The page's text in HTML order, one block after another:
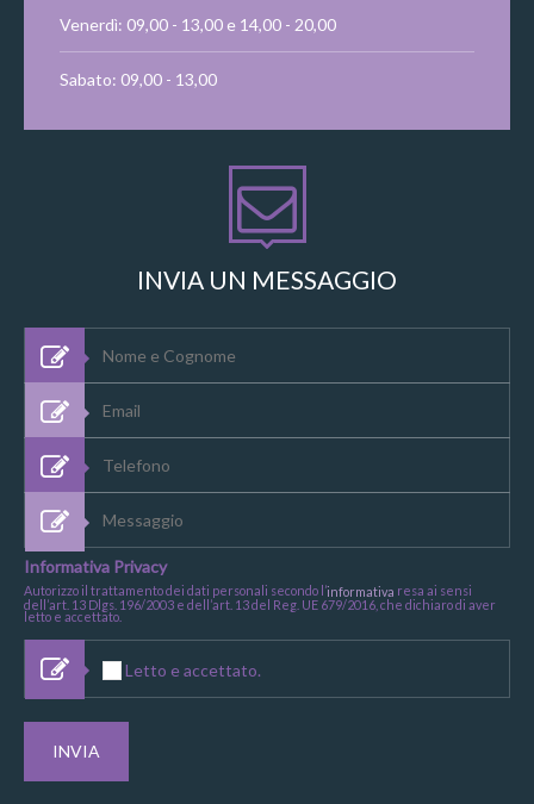
Venerdì: 09,00 - 13,00 e 14,00 - 20,00
Sabato: 09,00 - 13,00
INVIA UN MESSAGGIO
Informativa Privacy
Autorizzo il trattamento dei dati personali secondo l’informativa resa ai sensi
dell’art. 13 Dlgs. 196/2003 e dell’art. 13 del Reg. UE 679/2016, che dichiaro di aver
letto e accettato.
Letto e accettato.